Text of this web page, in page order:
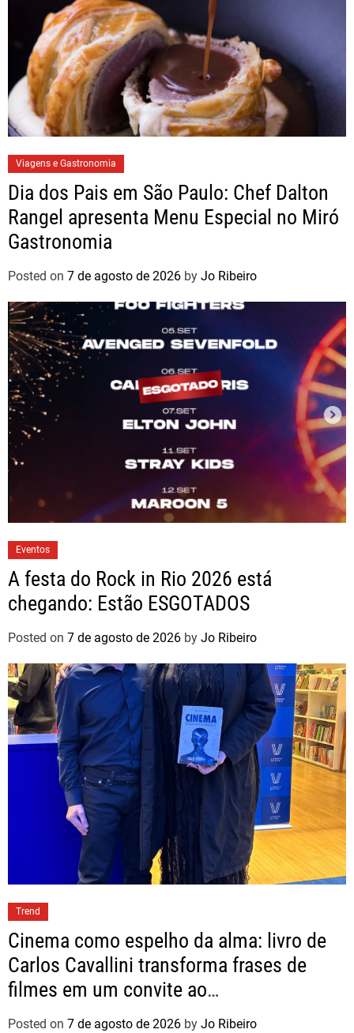
Viagens e Gastronomia
Dia dos Pais em São Paulo: Chef Dalton
Rangel apresenta Menu Especial no Miró
Gastronomia
Posted on 7 de agosto de 2026 by Jo Ribeiro
Eventos
A festa do Rock in Rio 2026 está
chegando: Estão ESGOTADOS
Posted on 7 de agosto de 2026 by Jo Ribeiro
Trend
Cinema como espelho da alma: livro de
Carlos Cavallini transforma frases de
filmes em um convite ao
autoconhecimento
Posted on 7 de agosto de 2026 by Jo Ribeiro